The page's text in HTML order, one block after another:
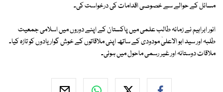
مسائل کے حوالے سے خصوصی اقدامات کی درخواست کی۔
انور ابراہیم نے زمانہ طالب علمی میں پاکستان کے اپنے دوروں میں اسلامی جمعیت
طلبہ اور سید ابو الاعلیٰ مودودی کے ساتھ اپنی ملاقاتوں کے خوش گوار یادوں کو تازہ کیا۔
ملاقات دوستانہ اور غیر رسمی ماحول میں ہوئی۔